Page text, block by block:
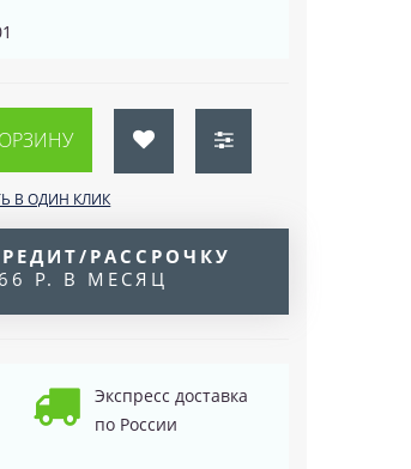
В ОДИН КЛИК
РАССРОЧКУ
Р. В МЕСЯЦ
Экспресс доставка
по России